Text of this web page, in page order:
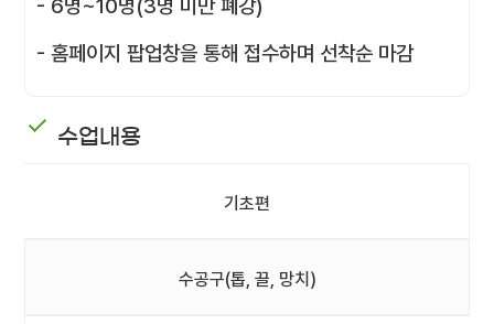
- 6명~10명(3명 미만 폐강)
- 홈페이지 팝업창을 통해 접수하며 선착순 마감
수업내용
기초편
수공구(톱, 끌, 망치)